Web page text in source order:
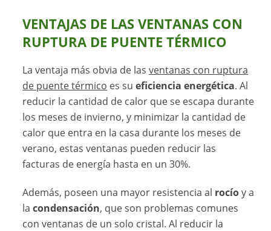
VENTAJAS DE LAS VENTANAS CON
RUPTURA DE PUENTE TÉRMICO
La ventaja más obvia de lasventanas con ruptura
de puente térmico es sueficiencia energética. Al
reducir la cantidad de calor que se escapa durante
los meses de invierno, y minimizar la cantidad de
calor que entra en la casa durante los meses de
verano, estas ventanas pueden reducir las
facturas de energía hasta en un 30%.
Además, poseen una mayor resistencia al rocíoy a
lacondensación, que son problemas comunes
con ventanas de un solo cristal. Al reducir la